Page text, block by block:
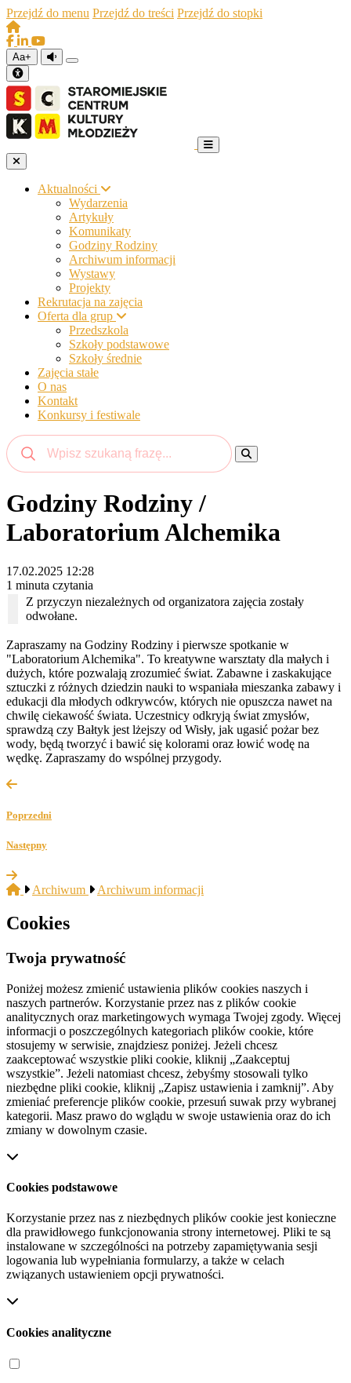
Przejdź do menu Przejdź do treści Przejdź do stopki
Aa+
Aktualności
Wydarzenia
Artykuły
Komunikaty
Godziny Rodziny
Archiwum informacji
Wystawy
Projekty
Rekrutacja na zajęcia
Oferta dla grup
Przedszkola
Szkoły podstawowe
Szkoły średnie
Zajęcia stałe
O nas
Kontakt
Konkursy i festiwale
Godziny Rodziny /
Laboratorium Alchemika
17.02.2025 12:28
1 minuta czytania
Z przyczyn niezależnych od organizatora zajęcia zostały
odwołane.
Zapraszamy na Godziny Rodziny i pierwsze spotkanie w
"Laboratorium Alchemika". To kreatywne warsztaty dla małych i
dużych, które pozwalają zrozumieć świat. Zabawne i zaskakujące
sztuczki z różnych dziedzin nauki to wspaniała mieszanka zabawy i
edukacji dla młodych odkrywców, których nie opuszcza nawet na
chwilę ciekawość świata. Uczestnicy odkryją świat zmysłów,
sprawdzą czy Bałtyk jest lżejszy od Wisły, jak ugasić pożar bez
wody, będą tworzyć i bawić się kolorami oraz łowić wodę na
wędkę. Zapraszamy do wspólnej przygody.
Poprzedni
Następny
Archiwum Archiwum informacji
Cookies
Twoja prywatność
Poniżej możesz zmienić ustawienia plików cookies naszych i
naszych partnerów. Korzystanie przez nas z plików cookie
analitycznych oraz marketingowych wymaga Twojej zgody. Więcej
informacji o poszczególnych kategoriach plików cookie, które
stosujemy w serwisie, znajdziesz poniżej. Jeżeli chcesz
zaakceptować wszystkie pliki cookie, kliknij „Zaakceptuj
wszystkie”. Jeżeli natomiast chcesz, żebyśmy stosowali tylko
niezbędne pliki cookie, kliknij „Zapisz ustawienia i zamknij”. Aby
zmieniać preferencje plików cookie, przesuń suwak przy wybranej
kategorii. Masz prawo do wglądu w swoje ustawienia oraz do ich
zmiany w dowolnym czasie.
Cookies podstawowe
Korzystanie przez nas z niezbędnych plików cookie jest konieczne
dla prawidłowego funkcjonowania strony internetowej. Pliki te są
instalowane w szczególności na potrzeby zapamiętywania sesji
logowania lub wypełniania formularzy, a także w celach
związanych ustawieniem opcji prywatności.
Cookies analityczne